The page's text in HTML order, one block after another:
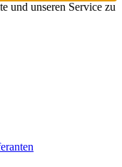
und unseren Service zu